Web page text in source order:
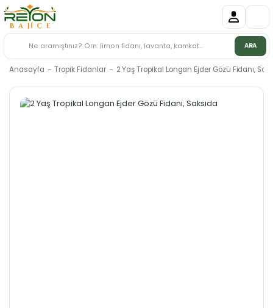
ARA
Anasayfa Tropik Fidanlar 2 Yaş Tropikal Longan Ejder Gözü Fidanı,